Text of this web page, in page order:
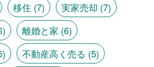
移住 (7) 実家売却 (7)
離婚と家 (6)
不動産高く売る (5)